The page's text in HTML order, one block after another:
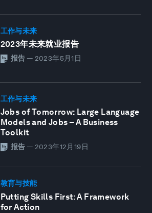
工作与未来
2023年未来就业报告
报告 — 2023年5月1日
工作与未来
Jobs of Tomorrow: Large Language
Models and Jobs – A Business
Toolkit
报告 — 2023年12月19日
教育与技能
Putting Skills First: A Framework
for Action